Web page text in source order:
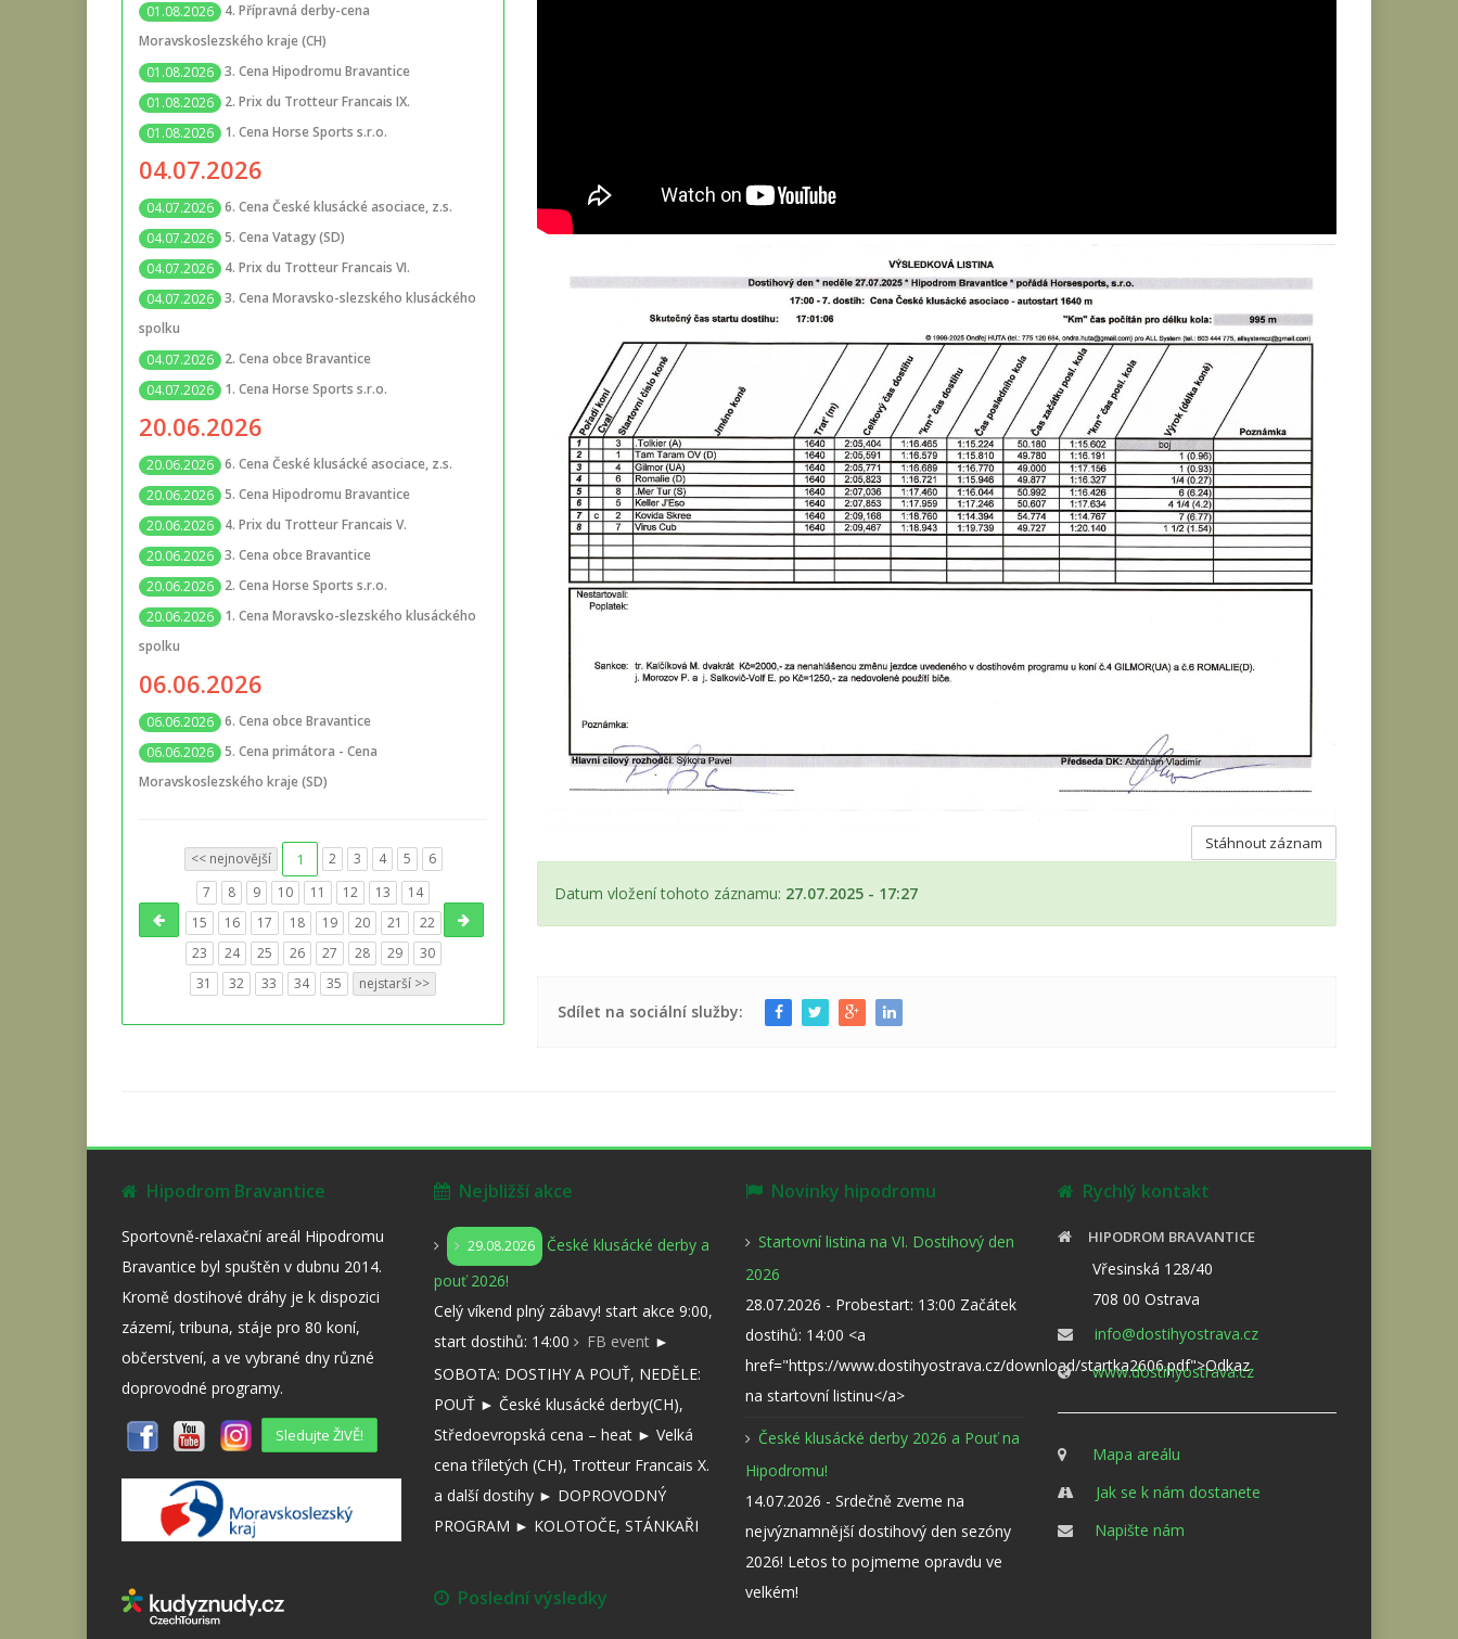
Stáhnout záznam
Datum vložení tohoto záznamu: 27.07.2025 - 17:27
Sdílet na sociální služby:
01.08.2026
4. Přípravná derby-cena
Moravskoslezského kraje (CH)
01.08.2026 3. Cena Hipodromu Bravantice
01.08.2026
2. Prix du Trotteur Francais IX.
01.08.2026
1. Cena Horse Sports s.r.o.
04.07.2026
04.07.2026 6. Cena České klusácké asociace, z.s.
04.07.2026 5. Cena Vatagy (SD)
04.07.2026
4. Prix du Trotteur Francais VI.
04.07.2026 3. Cena Moravsko-slezského klusáckého
spolku
04.07.2026
2. Cena obce Bravantice
04.07.2026
1. Cena Horse Sports s.r.o.
20.06.2026
20.06.2026 6. Cena České klusácké asociace, z.s.
20.06.2026 5. Cena Hipodromu Bravantice
20.06.2026
4. Prix du Trotteur Francais V.
20.06.2026 3. Cena obce Bravantice
20.06.2026
2. Cena Horse Sports s.r.o.
20.06.2026
1. Cena Moravsko-slezského klusáckého
spolku
06.06.2026
06.06.2026 6. Cena obce Bravantice
06.06.2026 5. Cena primátora - Cena
Moravskoslezského kraje (SD)
<< nejnovější 1 2 3 4 5
6
7
8 9 10 11 12 13
14
15
16 17 18 19 20 21
22
23
24 25 26 27 28 29
30
31
32 33 34 35 nejstarší >>
Hipodrom Bravantice
Sportovně-relaxační areál Hipodromu
Bravantice byl spuštěn v dubnu 2014.
Kromě dostihové dráhy je k dispozici
zázemí, tribuna, stáje pro 80 koní,
občerstvení, a ve vybrané dny různé
doprovodné programy.
Sledujte ŽIVĚ!
Nejbližší akce
29.08.2026
České klusácké derby a
pouť 2026!
Celý víkend plný zábavy! start akce 9:00,
start dostihů: 14:00
FB event►
SOBOTA: DOSTIHY A POUŤ, NEDĚLE:
POUŤ ► České klusácké derby(CH),
Středoevropská cena – heat ► Velká
cena tříletých (CH), Trotteur Francais X.
a další dostihy ► DOPROVODNÝ
PROGRAM ► KOLOTOČE, STÁNKAŘI
Poslední výsledky
Novinky hipodromu
Startovní listina na VI. Dostihový den
2026
28.07.2026 - Probestart: 13:00 Začátek
dostihů: 14:00 <a
href="https://www.dostihyostrava.cz/download/startka2606.pdf">Odkaz
na startovní listinu</a>
České klusácké derby 2026 a Pouť na
Hipodromu!
14.07.2026 - Srdečně zveme na
nejvýznamnější dostihový den sezóny
2026! Letos to pojmeme opravdu ve
velkém!
Rychlý kontakt
HIPODROM BRAVANTICE
Vřesinská 128/40
708 00 Ostrava
info@dostihyostrava.cz
www.dostihyostrava.cz
Mapa areálu
Jak se k nám dostanete
Napište nám